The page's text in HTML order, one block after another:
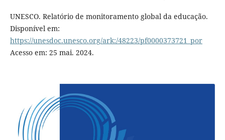
UNESCO. Relatório de monitoramento global da educação.
Disponível em:
https://unesdoc.unesco.org/ark:/48223/pf0000373721_por
Acesso em: 25 mai. 2024.